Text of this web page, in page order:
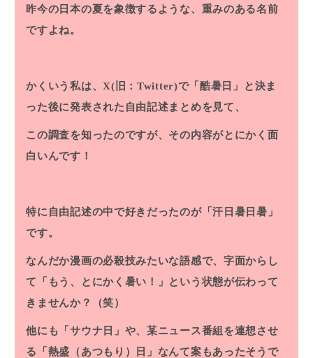
昨今の日本の夏を象徴するような、重みのある名前
ですよね。
かくいう私は、X(旧：Twitter)で「酷暑日」と決ま
った後に発表された自由記述まとめを見て、
この調査を知ったのですが、その内容がとにかく面
白いんです！
特に自由記述の中で好きだったのが「汗日暑日暑」
です。
なんだか漫画の必殺技みたいな語感で、字面からし
て「もう、とにかく暑い！」という状態が伝わって
きませんか？（笑）
他にも「サウナ日」や、某ニュース番組を連想させ
る「熱盛（あつもり）日」なんて案もあったそうで